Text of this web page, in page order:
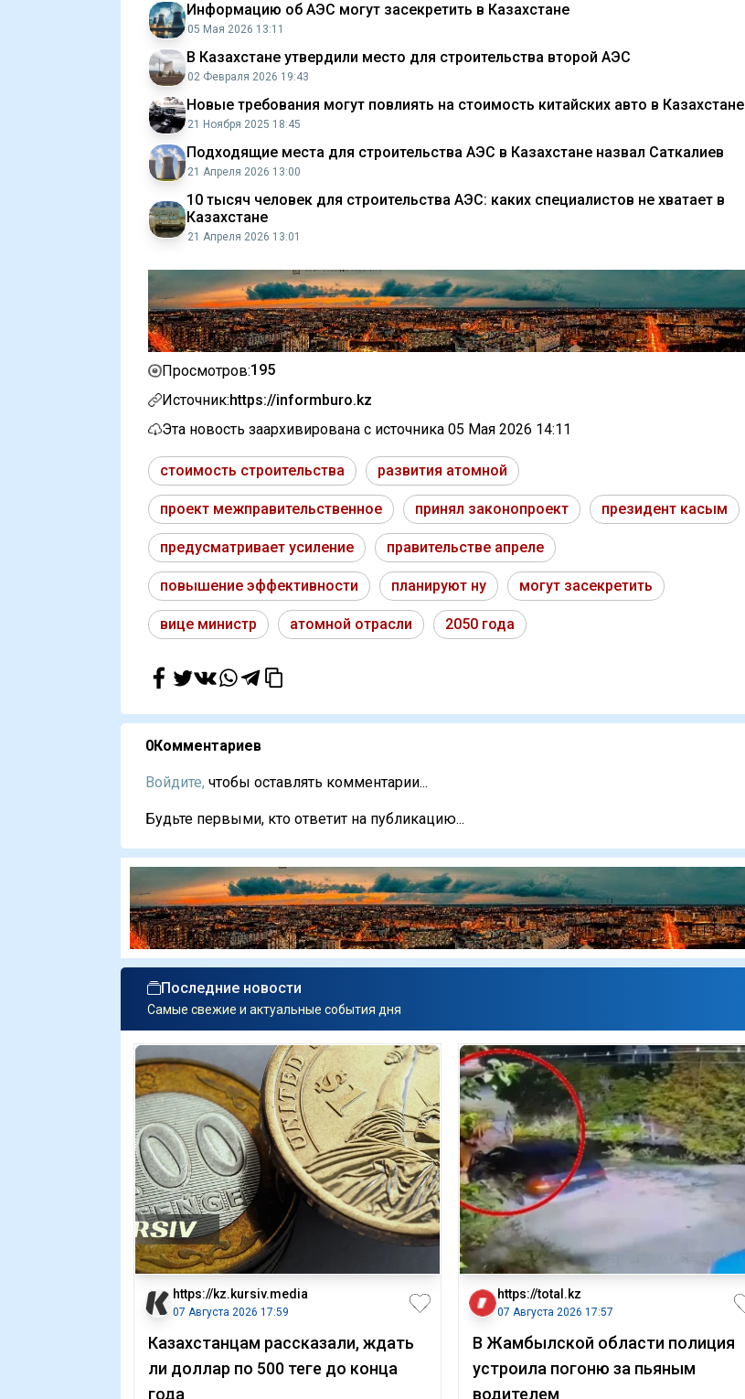
Информацию об АЭС могут засекретить в Казахстане
05 Мая 2026 13:11
В Казахстане утвердили место для строительства второй АЭС
02 Февраля 2026 19:43
Новые требования могут повлиять на стоимость китайских авто в Казахстане
21 Ноября 2025 18:45
Подходящие места для строительства АЭС в Казахстане назвал Саткалиев
21 Апреля 2026 13:00
10 тысяч человек для строительства АЭС: каких специалистов не хватает в
Казахстане
21 Апреля 2026 13:01
Просмотров:195
Источник:https://informburo.kz
Эта новость заархивирована с источника 05 Мая 2026 14:11
стоимость строительства развития атомной
проект межправительственное принял законопроект президент касым
предусматривает усиление правительстве апреле
повышение эффективности планируют ну могут засекретить
вице министр атомной отрасли 2050 года
0Комментариев
Войдите, чтобы оставлять комментарии...
Будьте первыми, кто ответит на публикацию...
Последние новости
Самые свежие и актуальные события дня
https://kz.kursiv.media
07 Августа 2026 17:59
Казахстанцам рассказали, ждать
ли доллар по 500 теңге до конца
года
https://total.kz
07 Августа 2026 17:57
В Жамбылской области полиция
устроила погоню за пьяным
водителем